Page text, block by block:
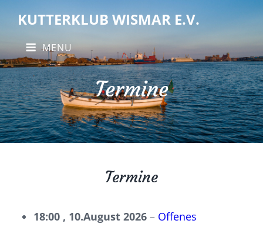
KUTTERKLUB WISMAR E.V.
MENU
Termine
Termine
18:00 , 10.August 2026 – Offenes